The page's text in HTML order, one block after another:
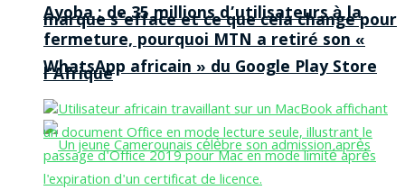
marque s’efface et ce que cela change pour
l’Afrique
Ayoba : de 35 millions d’utilisateurs à la
fermeture, pourquoi MTN a retiré son «
WhatsApp africain » du Google Play Store